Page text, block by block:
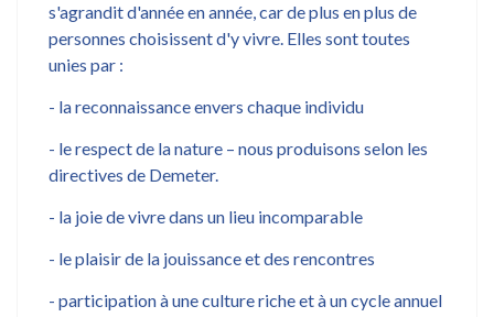
s'agrandit d'année en année, car de plus en plus de
personnes choisissent d'y vivre. Elles sont toutes
unies par :
- la reconnaissance envers chaque individu
- le respect de la nature – nous produisons selon les
directives de Demeter.
- la joie de vivre dans un lieu incomparable
- le plaisir de la jouissance et des rencontres
- participation à une culture riche et à un cycle annuel